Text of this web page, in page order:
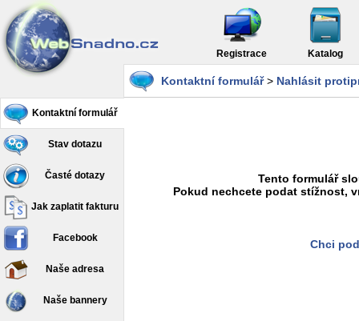
Registrace Katalog
Kontaktní formulář
Stav dotazu
Časté dotazy
Jak zaplatit fakturu
Facebook
Naše adresa
Naše bannery
Kontaktní formulář> Nahlásit
Tento formulář
Pokud nechcete podat stížnost,
Chci